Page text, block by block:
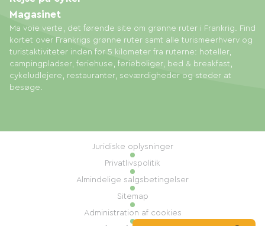
Ma voie verte, det førende site om grønne ruter i Frankrig. Find
kortet over Frankrigs grønne ruter samt alle turismeerhverv og
turistaktiviteter inden for 5 kilometer fra ruterne: hoteller,
campingpladser, feriehuse, ferieboliger, bed & breakfast,
cykeludlejere, restauranter, seværdigheder og steder at
besøge.
Magasinet
Juridiske oplysninger
Privatlivspolitik
Almindelige salgsbetingelser
Sitemap
Administration af cookies